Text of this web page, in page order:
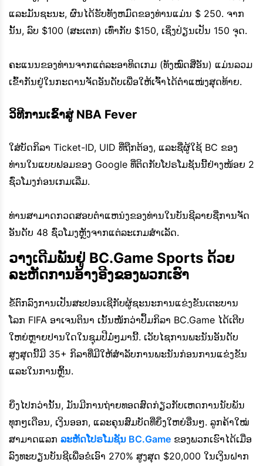
ແລະມັນຊະນະ, ຜົນໄດ້ຮັບທັງຫມົດຂອງທ່ານແມ່ນ $ 250. ຈາກ
ນັ້ນ, ລົບ $100 (ສະເຕກ) ເທົ່າກັບ $150, ເຊິ່ງປ່ຽນເປັນ 150 ຈຸດ.
ຄະແນນຂອງທ່ານຈາກແຕ່ລະອາທິດເກມ (ທັງໝົດສີ່ອັນ) ແມ່ນລວມ
ເຂົ້າກັນຢູ່ໃນກະດານຈັດອັນດັບເພື່ອໃຫ້ເຈົ້າໄດ້ຕໍາແໜ່ງສຸດທ້າຍ.
ວິທີການເຂົ້າສູ່ NBA Fever
ໃສ່ບັດກິລາ Ticket-ID, UID ທີ່ຖືກຕ້ອງ, ແລະຊື່ຜູ້ໃຊ້ BC ຂອງ
ທ່ານໃນແບບຟອມຂອງ Google ທີ່ຕິດກັບໂປຣໂມຊັນນີ້ຢ່າງໜ້ອຍ 2
ຊົ່ວໂມງກ່ອນເກມເລີ່ມ.
ທ່ານສາມາດກວດສອບຕໍາແຫນ່ງຂອງທ່ານໃນບັນຊີລາຍຊື່ການຈັດ
ອັນດັບ 48 ຊົ່ວໂມງຫຼັງຈາກແຕ່ລະເກມສໍາເລັດ.
ວາງເດີມພັນຢູ່ BC.Game Sports ດ້ວຍ
ລະຫັດການອ້າງອີງຂອງພວກເຮົາ
ຂໍ້ຕົກລົງການເປັນສະປອນເຊີກັບຜູ້ຊະນະການແຂ່ງຂັນເຕະບານ
ໂລກ FIFA ອາເຈນຕິນາ ເນັ້ນໜັກວ່າປຶ້ມກິລາ BC.Game ໄດ້ເຕີບ
ໃຫຍ່ຫຼາຍປານໃດໃນຊຸມປີມໍ່ໆມານີ້. ເວັບໄຊການພະນັນອັນດັບ
ສູງສຸດນີ້ມີ 35+ ກິລາທີ່ມີໃຫ້ສໍາລັບການພະນັນກ່ອນການແຂ່ງຂັນ
ແລະໃນການຫຼິ້ນ.
ຍິ່ງໄປກວ່ານັ້ນ, ມັນມີການຖ່າຍທອດສົດກ່ຽວກັບເຫດການນັບພັນ
ທຸກໆເດືອນ, ເງິນອອກ, ແລະຄຸນສົມບັດທີ່ຍິ່ງໃຫຍ່ອື່ນໆ. ລູກຄ້າໃໝ່
ສາມາດແລກ ລະຫັດໂປຣໂມຊັນ BC.Game ຂອງພວກເຮົາໄດ້ເມື່ອ
ລົງທະບຽນບັນຊີເພື່ອຂໍເອົາ 270% ສູງສຸດ $20,000 ໃນເງິນຝາກ